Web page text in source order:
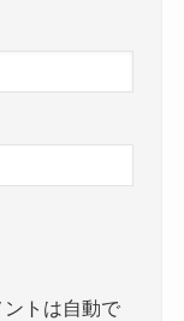
トは自動で